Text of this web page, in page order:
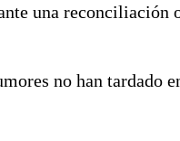
una reconciliación
no han tardado